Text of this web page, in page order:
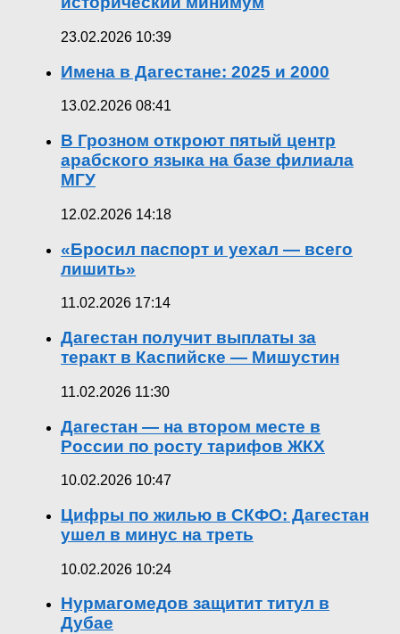
23.02.2026 10:39
Имена в Дагестане: 2025 и 2000
13.02.2026 08:41
В Грозном откроют пятый центр
арабского языка на базе филиала
МГУ
12.02.2026 14:18
«Бросил паспорт и уехал — всего
лишить»
11.02.2026 17:14
Дагестан получит выплаты за
теракт в Каспийске — Мишустин
11.02.2026 11:30
Дагестан — на втором месте в
России по росту тарифов ЖКХ
10.02.2026 10:47
Цифры по жилью в СКФО: Дагестан
ушел в минус на треть
10.02.2026 10:24
Нурмагомедов защитит титул в
Дубае